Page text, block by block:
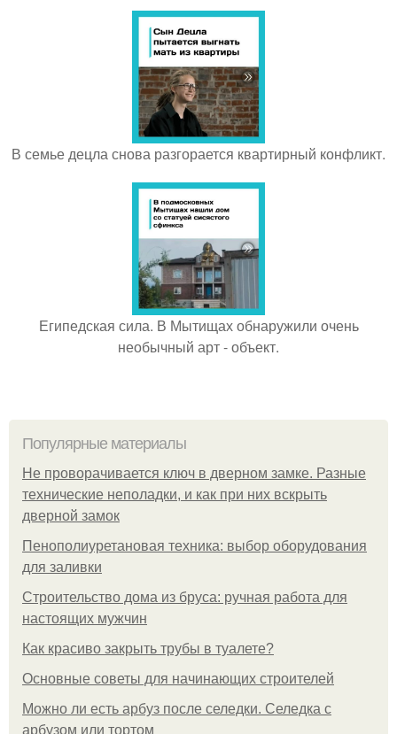
В семье децла снова разгорается квартирный конфликт.
Египедская сила. В Мытищах обнаружили очень
необычный арт - объект.
Популярные материалы
Не проворачивается ключ в дверном замке. Разные
технические неполадки, и как при них вскрыть
дверной замок
Пенополиуретановая техника: выбор оборудования
для заливки
Строительство дома из бруса: ручная работа для
настоящих мужчин
Как красиво закрыть трубы в туалете?
Основные советы для начинающих строителей
Можно ли есть арбуз после селедки. Селедка с
арбузом или тортом